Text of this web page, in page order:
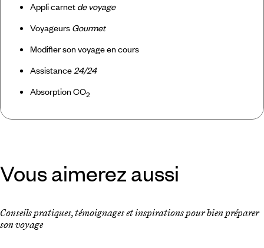
Appli carnet de voyage
Voyageurs Gourmet
Modifier son voyage en cours
Assistance24/24
Absorption CO2
Vous aimerez aussi
Conseils pratiques, témoignages et inspirations pour bien préparer
son voyage